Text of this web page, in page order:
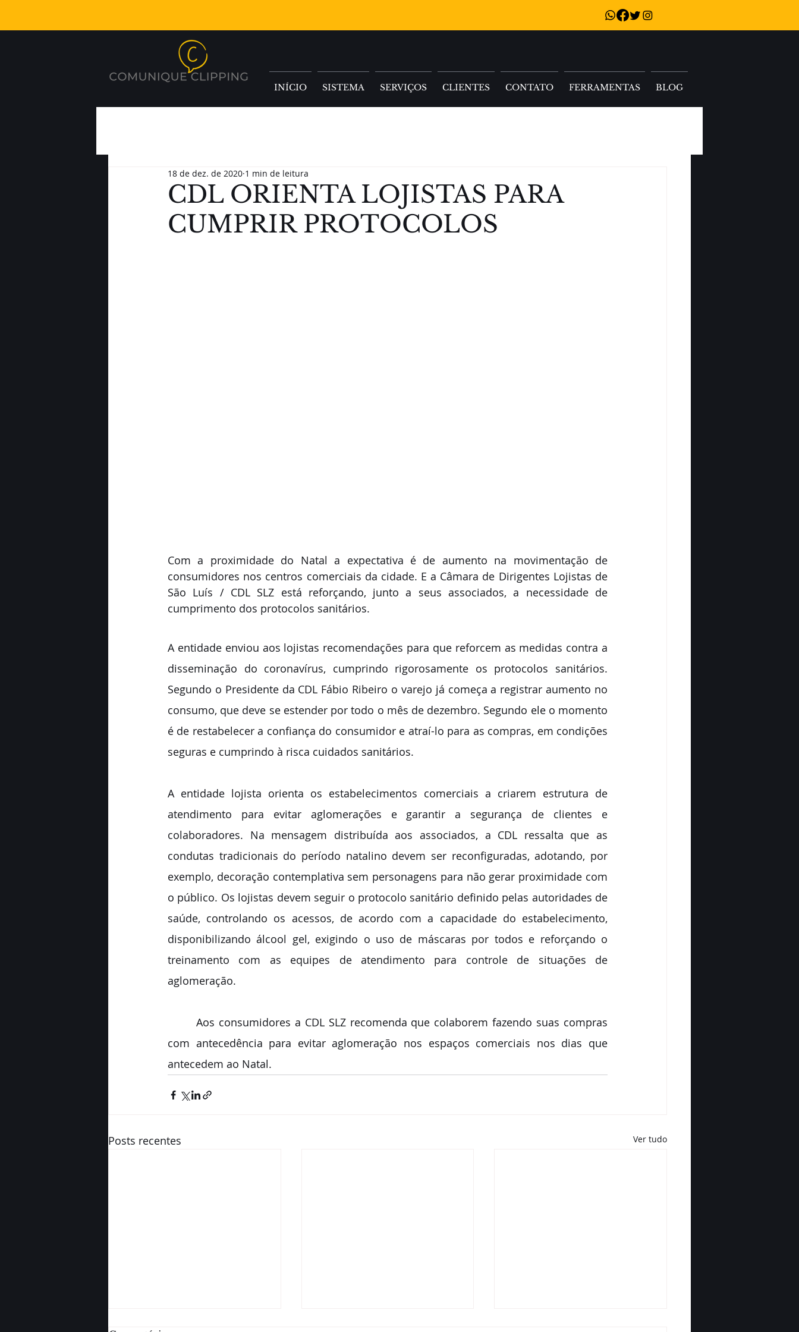
INÍCIO SISTEMA SERVIÇOS CLIENTES CONTATO FERRAMENTAS BLOG
CDL ORIENTA LOJISTAS PARA
CUMPRIR PROTOCOLOS
18 de dez. de 2020 1 min de leitura
Com a proximidade do Natal a expectativa é de aumento na movimentação de
consumidores nos centros comerciais da cidade. E a Câmara de Dirigentes Lojistas de
São Luís / CDL SLZ está reforçando, junto a seus associados, a necessidade de
cumprimento dos protocolos sanitários.
A entidade enviou aos lojistas recomendações para que reforcem as medidas contra a
disseminação do coronavírus, cumprindo rigorosamente os protocolos sanitários.
Segundo o Presidente da CDL Fábio Ribeiro o varejo já começa a registrar aumento no
consumo, que deve se estender por todo o mês de dezembro. Segundo ele o momento
é de restabelecer a confiança do consumidor e atraí-lo para as compras, em condições
seguras e cumprindo à risca cuidados sanitários.
A entidade lojista orienta os estabelecimentos comerciais a criarem estrutura de
atendimento para evitar aglomerações e garantir a segurança de clientes e
colaboradores. Na mensagem distribuída aos associados, a CDL ressalta que as
condutas tradicionais do período natalino devem ser reconfiguradas, adotando, por
exemplo, decoração contemplativa sem personagens para não gerar proximidade com
o público. Os lojistas devem seguir o protocolo sanitário definido pelas autoridades de
saúde, controlando os acessos, de acordo com a capacidade do estabelecimento,
disponibilizando álcool gel, exigindo o uso de máscaras por todos e reforçando o
treinamento com as equipes de atendimento para controle de situações de
aglomeração.
       Aos consumidores a CDL SLZ recomenda que colaborem fazendo suas compras
com antecedência para evitar aglomeração nos espaços comerciais nos dias que
antecedem ao Natal.
Posts recentes Ver tudo